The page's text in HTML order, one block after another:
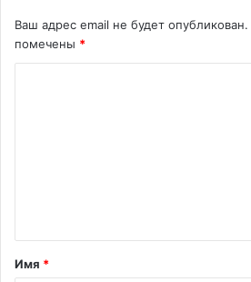
Ваш адрес email не будет опубликован.
помечены *
т
а
Имя *